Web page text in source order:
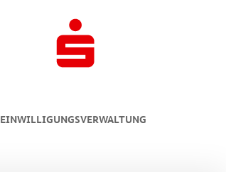
EINWILLIGUNGSVERWALTUNG